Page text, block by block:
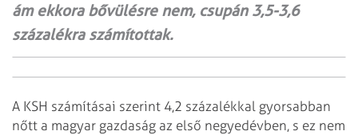
ám ekkora bővülésre nem, csupán 3,5-3,6
százalékra számítottak.
A KSH számításai szerint 4,2 százalékkal gyorsabban
nőtt a magyar gazdaság az első negyedévben, s ez nem